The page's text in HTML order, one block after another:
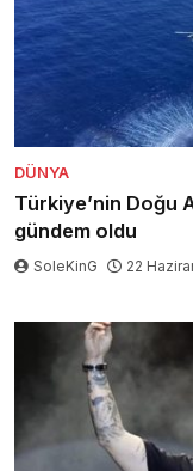
DÜNYA
Türkiye’nin Doğu
gündem oldu
SoleKinG 22